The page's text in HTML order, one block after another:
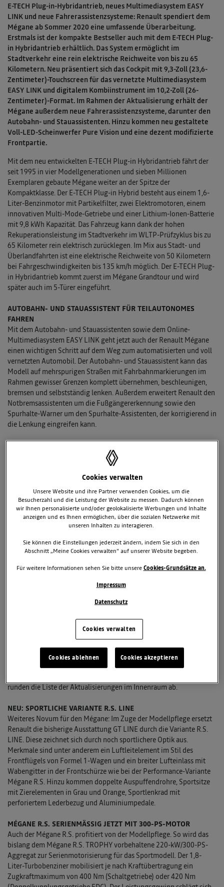
E-TECH Plug-in-Hybridantrieb, neues Multimediasystem EASY
LINK und neue Fahrerassistenzsysteme: Renault spendiert dem
Mégane ab Sommer 2020 eine umfassende Überarbeitung.
Erstmals ist der kompakte Bestseller auch mit dem E-TECH Plug-
in Hybridantrieb erhältlich. Das System ermöglicht im
Stadtverkehr eine rein elektrische Reichweite von bis zu 65
Kilometern. Neu präsentiert sich das Cockpit mit 9,3-Zoll (23,6-
Zentimeter)-Touchscreen für das vernetzte Multimediasystem
EASY LINK und digitalem Kombiinstrument im 10,2-Zoll (26-
Zentimeter)-Format. Im Rahmen der Aktualisierung erhält der
Mégane außerdem neue Fahrerassistenzsysteme, darunter den
Autobahn- und Stauassistenten. Hinzu kommen neu gestaltete
Voll-LED-Scheinwerfer Pure Vision und eine dezent modifizierte
Frontpartie.
Mit dem neu entwickelten E-TECH Plug-in Hybridantrieb fährt der
seit 1995 in vier Modellgenerationen und sieben Millionen
Exemplaren gebaute Mégane weiter an der Spitze der
Kompaktklasse. Der E-TECH Plug-in Hybrid besteht aus einem 1,6-
Liter-Benzinmotor mit Partikelfilter, zwei Elektromotoren, einem
innovativen Multi-Mode-Getriebe und einer Lithium-Ionen-Batterie
mit 9,8 kWh Kapazität. Das Fahrzeug kann dank der hohen
Rekuperationsleistung im Stadtverkehr im WLTP-Prüfzyklus bis zu
65 Kilometer rein elektrisch zurücklegen. Im Mix aus Stadt- und
Überlandfahrten ist eine elektrische Reichweite von 50 Kilometern
bei Fahrgeschwindigkeiten bis 135 km/h möglich. Der E-TECH Plug-
in Hybridantrieb kommt zuerst im Mégane Grandtour und wird
später auch im 5-Türer eingeführt.
AUTOBAHN- UND STAUASSISTENT FÜR TEILAUTONOMES
FAHREN
Mit dem Autobahn- und Stauassistenten sowie dem Online-
Multimediasystem EASY LINK geht jetzt auch der Renault Mégane
einen wichtigen Schritt auf dem Weg zum automatisierten und voll
vernetzten Automobil. Der Autobahn- und Stauassistent kann das
Modell auf mehrspurigen Straßen mit Fahrbahnmarkierungen im
Rahmen gewisser Grenzen komplett übernehmen, beschleunigen,
bremsen und selbstständig lenken. Außerdem erweitert Renault den
Notbremsassistenten um die Fußgängererkennung sowie den
Spurhalte-Warner um den Spurhalte-Assistenten, der korrigierend in
die Lenkung eingreifen kann.
bisher mit Ultraschallsensoren und die Müdigkeitserkennung. Hinzu
kommt der adaptive Tempopilot mit Stop & Go-Funktion bei den
Varianten mit Doppelkupplungsgetriebe EDC.
VOLL-LED-SCHEINWERFER AB WERK
Die Optik des Mégane prägen künftig bereits ab der
Basisausstattung Voll-LED-Scheinwerfer Pure Vision. Die
leistungsstarken Lichtquellen erhalten außerdem ein neues Design.
Die stärker konturierte Frontschürze mit neuen seitlichen Feldern für
die Nebelscheinwerfer und breiterer Kühlluftöffnung sorgt ebenso
markanteres Erscheinungsbild. In modifizierter Optik präsentieren
sich auch die ebenfalls in LED-Technik ausgeführten Rücklichter mit
integrierten EASY LINK Info-Terminal mit 9,3-Zoll-Touchscreen.
Ausstattungsabhängig erhält der Mégane außerdem künftig ein
digitales Kombiinstrument mit 10-Zoll Bildschirmdiagonale, das
auch ein Navigationsdisplay umfasst. Neue Polsterstoffe sowie je
runden die Liste der Aktualisierungen im Innenraum ab.
NEU: SPORTLICHE VARIANTE R.S. LINE
Weiteres Novum für den Mégane: Im Zuge der Modellpflege ersetzt
Renault die bisherige Ausstattung GT LINE durch die Variante R.S.
LINE. Diese zeichnet sich durch noch sportlichere Optik aus.
Merkmale sind unter anderem ein Luftleitelement im Stil des
Frontflügels von Formel 1-Wagen und ein breiter Lufteinlass mit
Wabengitter in der Frontschürze wie bei der Performance-Variante
Mégane R.S. Hinzu kommen doppelte Auspuffendrohre, Sportsitze
mit Zierelementen in Grau und Orange, Sportlenkrad mit
perforiertem Lederbezug und Aluminiumpedale.
MÉGANE R.S. SERIENMÄSSIG JETZT MIT 300-PS-MOTOR
Auch der Mégane R.S. profitiert von der Modellpflege. So wird das
bislang dem Mégane R.S. TROPHY vorbehaltene 220-kW/300-PS-
Aggregat zur Serienmotorisierung für das Sportmodell. Der 1,8-
Liter-Turbobenziner mobilisiert je nach Kraftübertragung ein
Zugkraftmaximum von 400 Nm (Schaltgetriebe) oder 420 Nm
Cookies verwalten
Unsere Website und ihre Partner verwenden Cookies, um die
Besucherzahl und die Leistung der Website zu messen. Dadurch können
wir Ihnen personalisierte und/oder geolokalisierte Werbungen und Inhalte
anzeigen und es Ihnen ermöglichen, über die sozialen Netzwerke mit
unseren Inhalten zu interagieren.
Sie können die Einstellungen jederzeit ändern, indem Sie sich in den
Abschnitt „Meine Cookies verwalten“ auf unserer Website begeben.
Für weitere Informationen sehen Sie bitte unsereCookies-Grundsätze an.
Impressum
Datenschutz
Cookies verwalten
Cookies ablehnen Cookies akzeptieren